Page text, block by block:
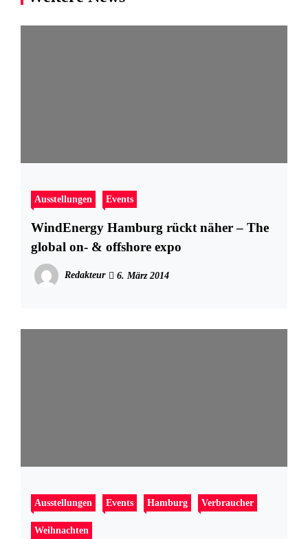
Ausstellungen Events
WindEnergy Hamburg rückt näher – The
global on- & offshore expo
Redakteur 6. März 2014
Ausstellungen Events Hamburg Verbraucher
Weihnachten